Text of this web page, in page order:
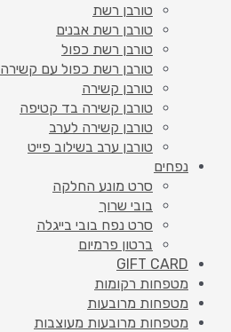
טורבן רשת
טורבן רשת אבנים
טורבן רשת כפול
טורבן רשת כפול עם קשירה
טורבן קשירה
טורבן קשירה בד קטיפה
טורבן קשירה לערב
טורבן ערב בשילוב פייט
נפחים
סרט מונע החלקה
בובי שרוך
סרט נפח בובי בייגלה
ברטון פרמיום
GIFT CARD
מטפחות רקומות
מטפחות מרובעות
מטפחות מרובעות מעוצבות